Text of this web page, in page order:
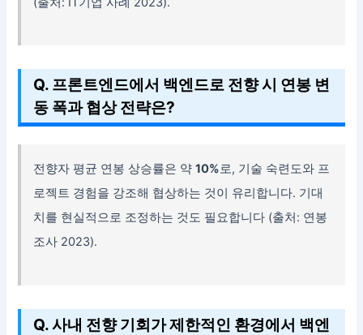
Q. 프론트엔드에서 백엔드로 전향 시 연봉 변
동 폭과 협상 전략은?
전향자 평균 연봉 상승률은 약10%로, 기술 숙련도와 프
로젝트 경험을 강조해 협상하는 것이 유리합니다. 기대
치를 현실적으로 조정하는 것도 필요합니다 (출처: 연봉
조사 2023).
Q. 사내 전향 기회가 제한적인 환경에서 백엔